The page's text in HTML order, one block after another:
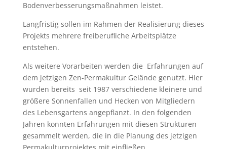
Bodenverbesserungsmaßnahmen leistet.
Langfristig sollen im Rahmen der Realisierung dieses
Projekts mehrere freiberufliche Arbeitsplätze
entstehen.
Als weitere Vorarbeiten werden die Erfahrungen auf
dem jetzigen Zen-Permakultur Gelände genutzt. Hier
wurden bereits seit 1987 verschiedene kleinere und
größere Sonnenfallen und Hecken von Mitgliedern
des Lebensgartens angepflanzt. In den folgenden
Jahren konnten Erfahrungen mit diesen Strukturen
gesammelt werden, die in die Planung des jetzigen